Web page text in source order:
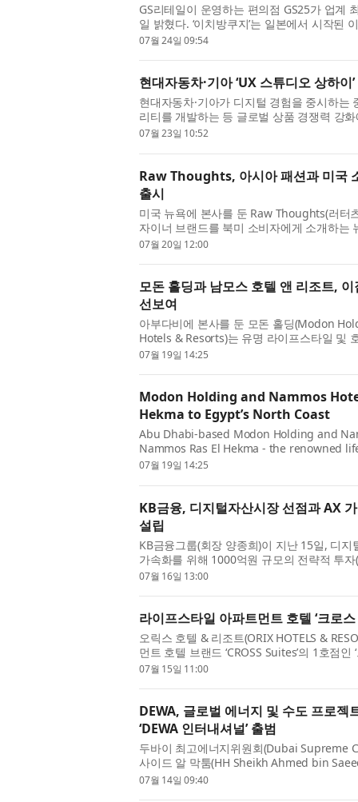
GS리테일이 운영하는 편의점 GS25가 업계
일 밝혔다. ‘이치방쿠지’는 일본에서 시작된
접 결제한 뒤, 원하는 쿠폰을 선택하면 랜덤
07월 24일 09:54
현대자동차·기아 ‘UX 스튜디오 상하이
현대자동차·기아가 디지털 경험을 중시하
리티를 개발하는 등 글로벌 상품 경쟁력 강
에 사용자 경험(User Experience, 이하 UX)
07월 23일 10:52
Raw Thoughts, 아시아 패션과 미국
출시
미국 뉴욕에 본사를 둔 Raw Thoughts(러터
자이너 브랜드를 북미 소비자에게 소개하는
메라)’를 20일 선보였다고 발표했다. 에페메
07월 20일 12:00
모돈 홀딩과 남모스 호텔 앤 리조트,
선보여
아부다비에 본사를 둔 모돈 홀딩(Modon
Hotels & Resorts)는 유명 라이프스타일 및
으로 선보이는 완전 통합형 목적지인 남모
07월 19일 14:25
Modon Holding and Nammos
Hekma to Egypt’s North Coast
Abu Dhabi-based Modon Holding and
Nammos Ras El Hekma - the renowned
integrated destination in Egypt. Located
07월 19일 14:25
KB금융, 디지털자산시장 선점과 AX
설립
KB금융그룹(회장 양종희)이 지난 15일, 디
가속화를 위해 1000억원 규모의 전략적 투자
했다. KB금융 주요 계열사인 KB국민은행,
07월 16일 13:00
라이프스타일 아파트먼트 호텔 ‘크로
오릭스 호텔 & 리조트(ORIX HOTELS &
먼트 호텔 브랜드 ‘CROSS Suites’의 1호점
(금) 개업했다. ‘놀고, 알고, 만나는 아사쿠사
07월 15일 11:00
DEWA, 글로벌 에너지 및 수도 프로
‘DEWA 인터내셔널’ 출범
두바이 최고에너지위원회(Dubai Supreme
사이드 알 막툼(HH Sheikh Ahmed bin
Electricity and Water Authority, DEWA)의
07월 14일 09:40